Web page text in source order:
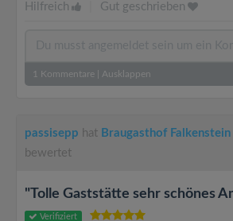
Hilfreich Gut geschrieben
1 Kommentare Ausklappen
passisepp hat Braugasthof Falkenstein
bewertet
"Tolle Gaststätte sehr schönes
Verifiziert